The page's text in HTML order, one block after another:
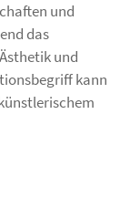
und
das
und
kann